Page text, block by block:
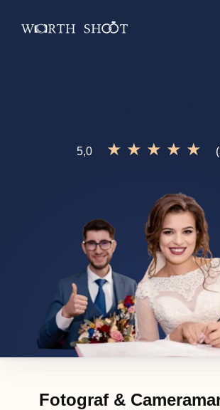
5,0 ★ ★ ★ ★ ★
Fotograf &